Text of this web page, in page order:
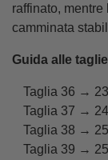
raffinato,
camminata
Guida alle
Taglia 36 →
Taglia 37 →
Taglia 38 →
Taglia 39 →